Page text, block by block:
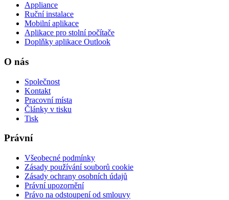
Appliance
Ruční instalace
Mobilní aplikace
Aplikace pro stolní počítače
Doplňky aplikace Outlook
O nás
Společnost
Kontakt
Pracovní místa
Články v tisku
Tisk
Právní
Všeobecné podmínky
Zásady používání souborů cookie
Zásady ochrany osobních údajů
Právní upozornění
Právo na odstoupení od smlouvy